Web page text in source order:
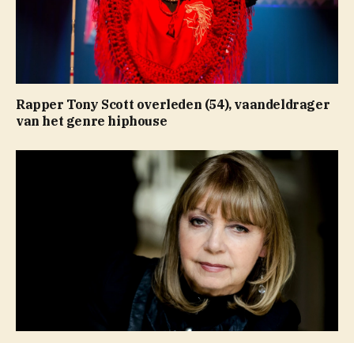
Rapper Tony Scott overleden (54), vaandeldrager
van het genre hiphouse